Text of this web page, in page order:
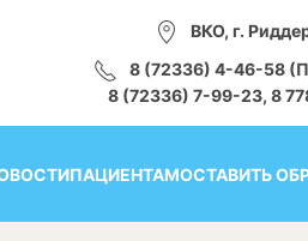
ВКО, г.
8 (72336) 4-46-58
8 (72336) 7-99-23, 8
ПАЦИЕНТАМОСТАВИТЬ